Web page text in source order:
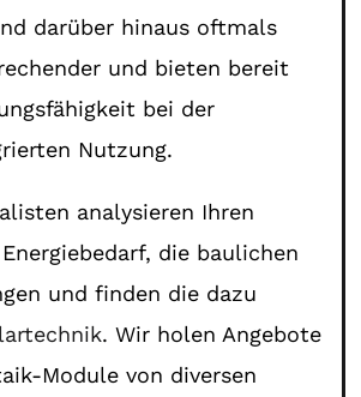
darüber hinaus oftmals
und bieten bereit
bei der
Nutzung.
analysieren Ihren
die baulichen
und finden die dazu
. Wir holen Angebote
Module von diversen